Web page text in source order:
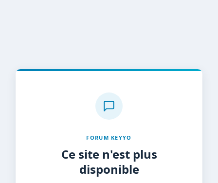
FORUM KEYYO
Ce site n'est plus
disponible